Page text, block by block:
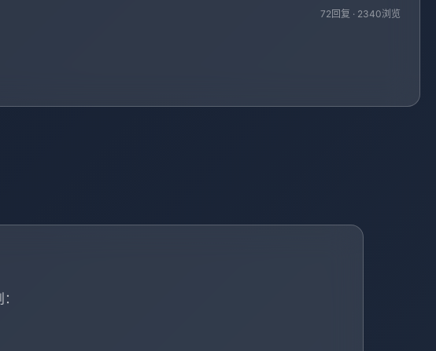
72回复 · 2340浏览